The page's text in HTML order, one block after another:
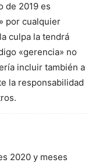
de 2019 es
por cualquier
culpa la tendrá
«gerencia» no
incluir también a
la responsabilidad
2020 y meses